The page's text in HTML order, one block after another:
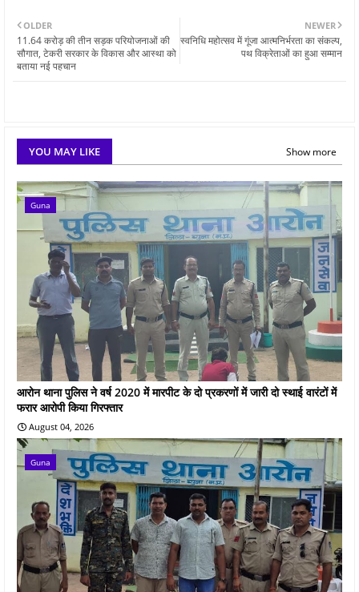
NEWER
स्वनिधि महोत्सव में गूंजा आत्मनिर्भरता का संकल्प,
पथ विक्रेताओं का हुआ सम्मान
OLDER
11.64 करोड़ की तीन सड़क परियोजनाओं की
सौगात, टेकरी सरकार के विकास और आस्था को
बताया नई पहचान
YOU MAY LIKE Show more
Guna
आरोन थाना पुलिस ने वर्ष 2020 में मारपीट के दो प्रकरणों में जारी दो स्थाई वारंटों में
फरार आरोपी किया गिरफ्तार
August 04, 2026
Guna